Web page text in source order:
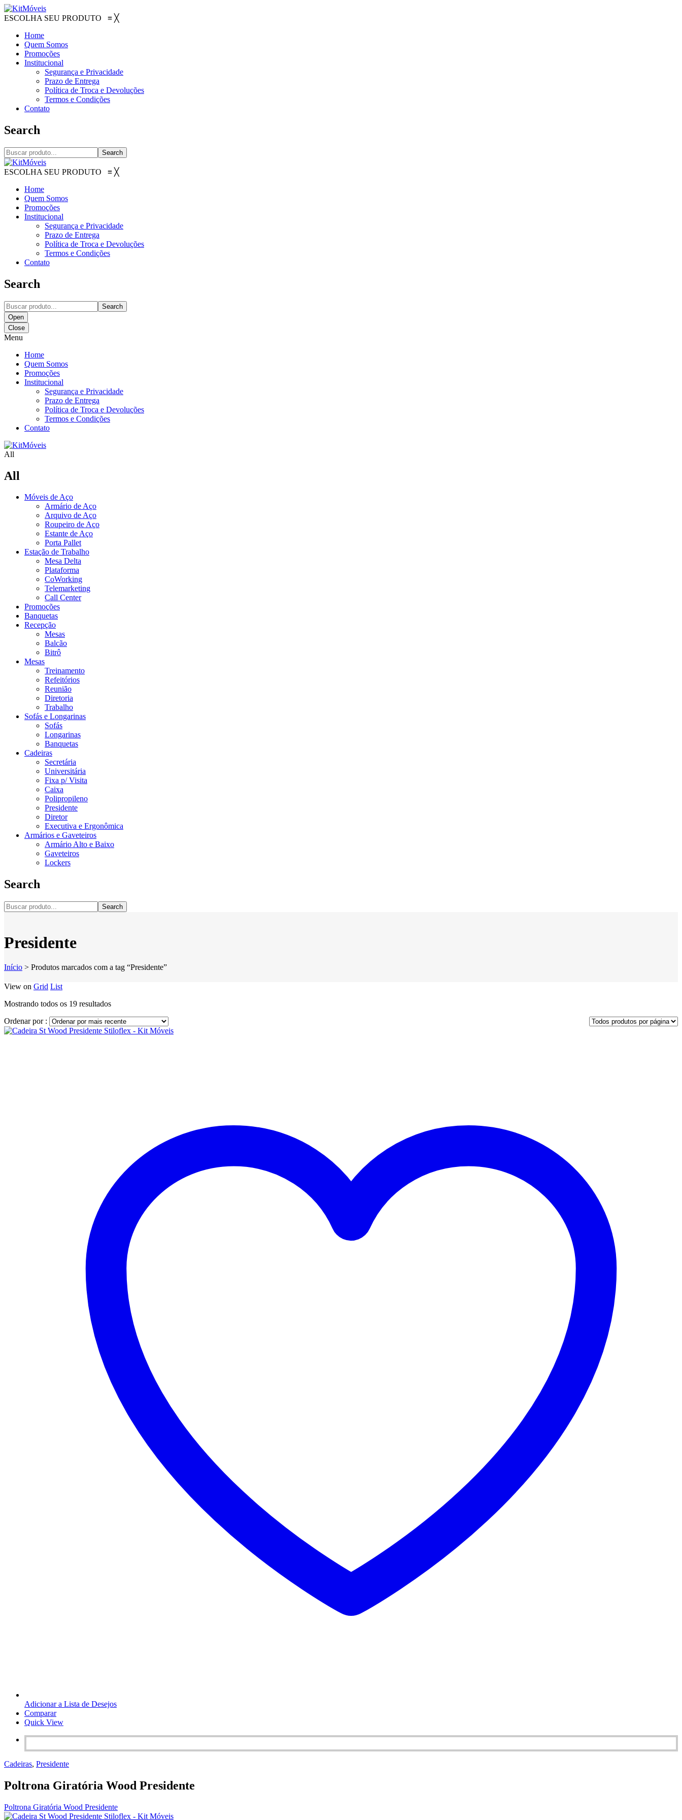
ESCOLHA SEU PRODUTO ≡ ╳
Home
Quem Somos
Promoções
Institucional
Segurança e Privacidade
Prazo de Entrega
Política de Troca e Devoluções
Termos e Condições
Contato
Search
Search
ESCOLHA SEU PRODUTO ≡ ╳
Home
Quem Somos
Promoções
Institucional
Segurança e Privacidade
Prazo de Entrega
Política de Troca e Devoluções
Termos e Condições
Contato
Search
Search
Open
Close
Menu
Home
Quem Somos
Promoções
Institucional
Segurança e Privacidade
Prazo de Entrega
Política de Troca e Devoluções
Termos e Condições
Contato
All
All
Móveis de Aço
Armário de Aço
Arquivo de Aço
Roupeiro de Aço
Estante de Aço
Porta Pallet
Estação de Trabalho
Mesa Delta
Plataforma
CoWorking
Telemarketing
Call Center
Promoções
Banquetas
Recepção
Mesas
Balcão
Bitrô
Mesas
Treinamento
Refeitórios
Reunião
Diretoria
Trabalho
Sofás e Longarinas
Sofás
Longarinas
Banquetas
Cadeiras
Secretária
Universitária
Fixa p/ Visita
Caixa
Polipropileno
Presidente
Diretor
Executiva e Ergonômica
Armários e Gaveteiros
Armário Alto e Baixo
Gaveteiros
Lockers
Search
Search
Presidente
Início > Produtos marcados com a tag “Presidente”
View on Grid List
Mostrando todos os 19 resultadosClassificado
mais
recente
Ordenar por :
Adicionar a Lista de Desejos
Comparar
Quick View
Cadeiras, Presidente
Poltrona Giratória Wood Presidente
Poltrona Giratória Wood Presidente